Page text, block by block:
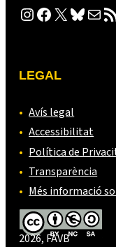
InstagramFacebook X Bluesky Correu electrònic Canal RSS
LEGAL
Avís legal
Accessibilitat
Política de
Transparència
Més informació
2026, FAVB